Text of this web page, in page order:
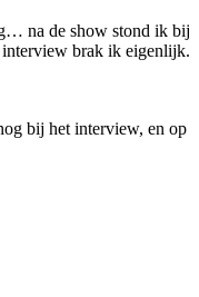
na de show stond ik bij
brak ik eigenlijk.
bij het interview, en op